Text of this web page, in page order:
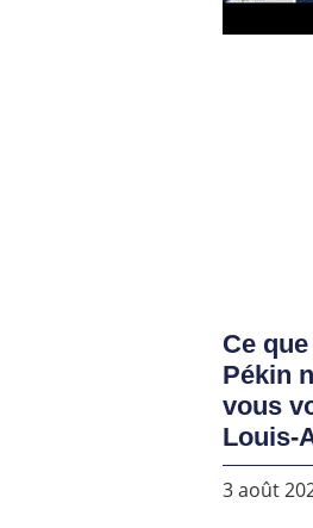
Ce
Pékin
vous
Louis-
3 août